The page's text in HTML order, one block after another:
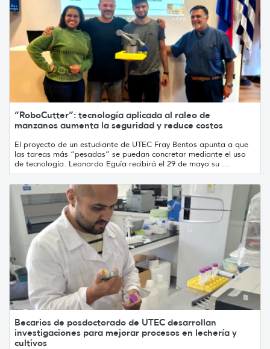
“RoboCutter”: tecnología aplicada al raleo de
manzanos aumenta la seguridad y reduce costos
El proyecto de un estudiante de UTEC Fray Bentos apunta a que
las tareas más “pesadas” se puedan concretar mediante el uso
de tecnología. Leonardo Eguía recibirá el 29 de mayo su ...
Becarios de posdoctorado de UTEC desarrollan
investigaciones para mejorar procesos en lechería y
cultivos